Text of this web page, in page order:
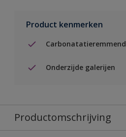
Product kenmerken
Carbonatatieremmend
Onderzijde galerijen
Productomschrijving